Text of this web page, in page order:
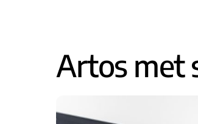
Artos met